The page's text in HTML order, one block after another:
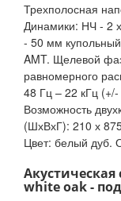
Трехполосная
Динамики: НЧ - 2
- 50 мм
AMT. Щелевой
равномерного
48 Гц – 22 кГц
Возможность
(ШхВхГ): 210 х
Цвет: белый дуб.
Акустическая
white oak -